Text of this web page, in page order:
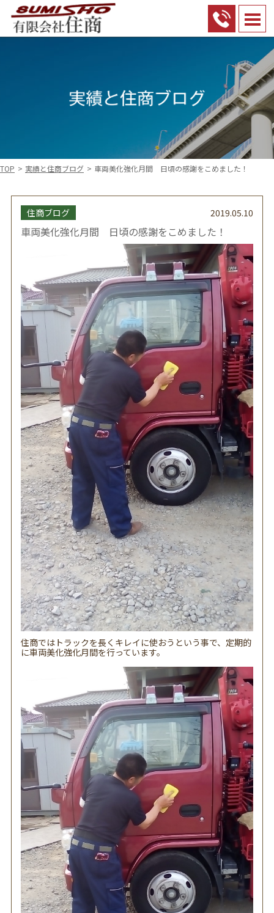
TOP 実績と住商ブログ 車両美化強化月間 日頃の感謝をこめました！
住商ブログ 2019.05.10
車両美化強化月間 日頃の感謝をこめました！
住商ではトラックを長くキレイに使おうという事で、定期的
に車両美化強化月間を行っています。